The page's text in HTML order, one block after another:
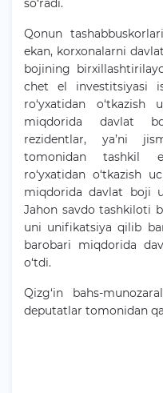
so‘radi.
Qonun
ekan, korxonalarni
bojining
chet el investitsiyasi
ro‘yxatidan
miqdorida davlat
rezidentlar, ya’ni
tomonidan tashkil
ro‘yxatidan o‘tkazish
miqdorida davlat boji
Jahon savdo tashkiloti
uni unifikatsiya qilib
barobari miqdorida
o‘tdi.
Qizg‘in bahs-
deputatlar tomonidan